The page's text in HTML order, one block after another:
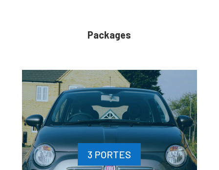
Packages
3 PORTES